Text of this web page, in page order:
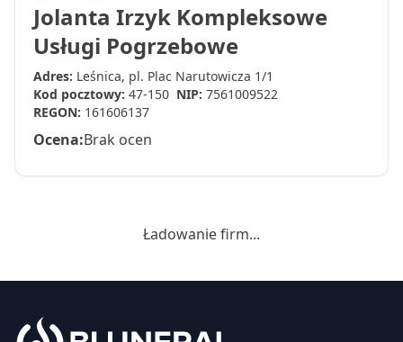
Jolanta Irzyk Kompleksowe
Usługi Pogrzebowe
Adres: Leśnica, pl. Plac Narutowicza 1/1
Kod pocztowy: 47-150 NIP: 7561009522
REGON: 161606137
Ocena:Brak ocen
Ładowanie firm...